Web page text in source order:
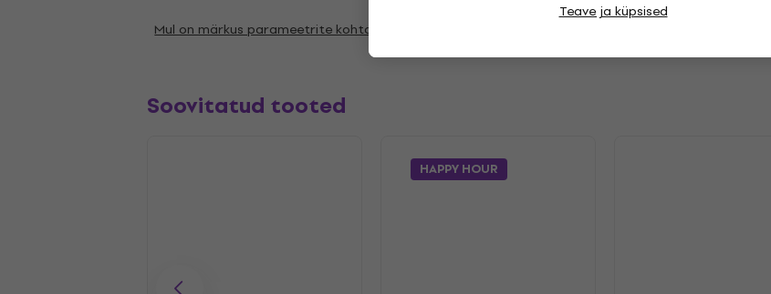
Teave ja küpsised
Mul on märkus parameetrite kohta
Soovitatud tooted
HAPPY HOUR